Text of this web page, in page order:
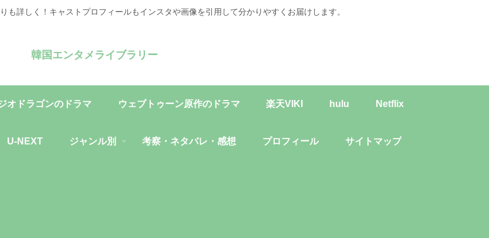
も詳しく！キャストプロフィールもインスタや画像を引用して分かりやすくお届けします。
韓国エンタメライブラリー
オドラゴンのドラマ ウェブトゥーン原作のドラマ 楽天VIKI hulu Netflix
U-NEXT ジャンル別 考察・ネタバレ・感想 プロフィール サイトマップ